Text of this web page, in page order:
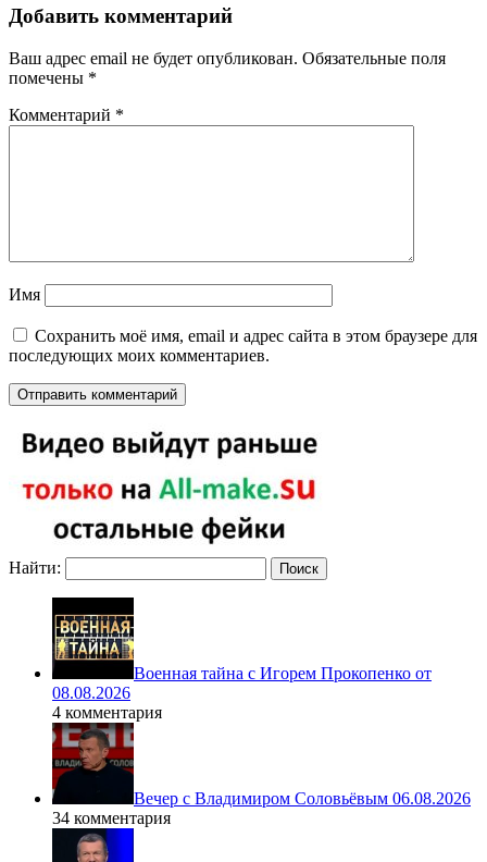
Добавить комментарий
Ваш адрес email не будет опубликован. Обязательные поля
помечены *
Комментарий *
Имя
Сохранить моё имя, email и адрес сайта в этом браузере для
последующих моих комментариев.
Найти:
Военная тайна с Игорем Прокопенко от
08.08.2026
4 комментария
Вечер с Владимиром Соловьёвым 06.08.2026
34 комментария